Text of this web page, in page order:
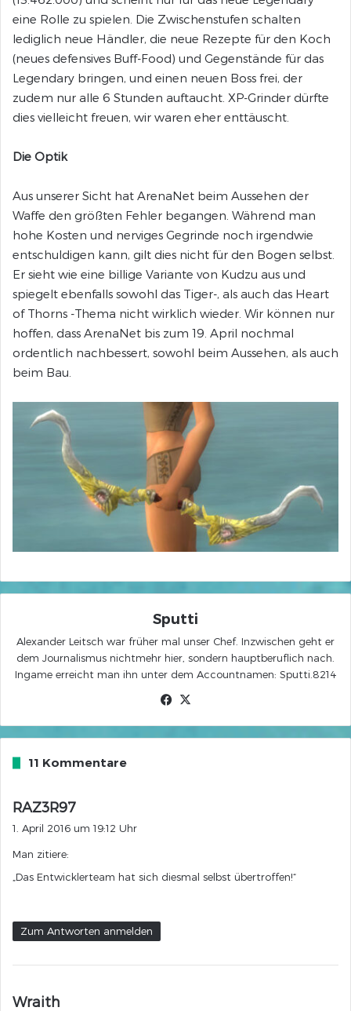
eine Rolle zu spielen. Die Zwischenstufen schalten
lediglich neue Händler, die neue Rezepte für den Koch
(neues defensives Buff-Food) und Gegenstände für das
Legendary bringen, und einen neuen Boss frei, der
zudem nur alle 6 Stunden auftaucht. XP-Grinder dürfte
dies vielleicht freuen, wir waren eher enttäuscht.
Die Optik
Aus unserer Sicht hat ArenaNet beim Aussehen der
Waffe den größten Fehler begangen. Während man
hohe Kosten und nerviges Gegrinde noch irgendwie
entschuldigen kann, gilt dies nicht für den Bogen selbst.
Er sieht wie eine billige Variante von Kudzu aus und
spiegelt ebenfalls sowohl das Tiger-, als auch das Heart
of Thorns -Thema nicht wirklich wieder. Wir können nur
hoffen, dass ArenaNet bis zum 19. April nochmal
ordentlich nachbessert, sowohl beim Aussehen, als auch
beim Bau.
Sputti
Alexander Leitsch war früher mal unser Chef. Inzwischen geht er
dem Journalismus nichtmehr hier, sondern hauptberuflich nach.
Ingame erreicht man ihn unter dem Accountnamen: Sputti.8214
Facebook
11 Kommentare
RAZ3R97
:
1. April 2016 um 19:12 Uhr
Man zitiere:
„Das Entwicklerteam hat sich diesmal selbst übertroffen!“
Zum Antworten anmelden
Wraith